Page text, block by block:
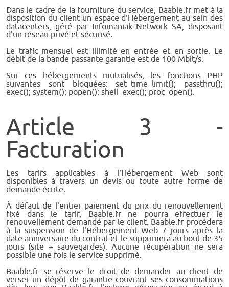
Dans le cadre de la fourniture du service, Baable.fr met à la
disposition du client un espace d'Hébergement au sein des
datacenters, géré par Infomaniak Network SA, disposant
d'un réseau privé et sécurisé.
Le trafic mensuel est illimité en entrée et en sortie. Le
débit de la bande passante garantie est de 100 Mbit/s.
Sur ces hébergements mutualisés, les fonctions PHP
suivantes sont bloquées: set_time_limit(); passthru();
exec(); system(); popen(); shell_exec(); proc_open().
Article 3 -
Facturation
Les tarifs applicables à l'Hébergement Web sont
disponibles à travers un devis ou toute autre forme de
demande écrite.
À défaut de l'entier paiement du prix du renouvellement
fixé dans le tarif, Baable.fr ne pourra effectuer le
renouvellement demandé par le client. Baable.fr procédera
à la suspension de l'Hébergement Web 7 jours après la
date anniversaire du contrat et le supprimera au bout de 35
jours (site + sauvegardes). Aucune récupération ne sera
possible une fois le service supprimé.
Baable.fr se réserve le droit de demander au client de
verser un dépôt de garantie couvrant ses consommations